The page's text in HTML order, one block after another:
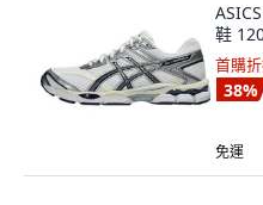
鞋
首購
38%
免運